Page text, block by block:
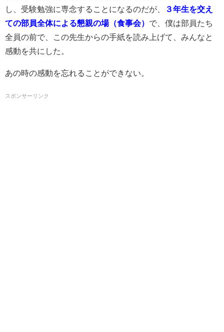
し、受験勉強に専念することになるのだが、
３年生を交え
ての部員全体による懇親の場（食事会） で、僕は部員たち
全員の前で、この先生からの手紙を読み上げて、みんなと
感動を共にした。
あの時の感動を忘れることができない。
スポンサーリンク